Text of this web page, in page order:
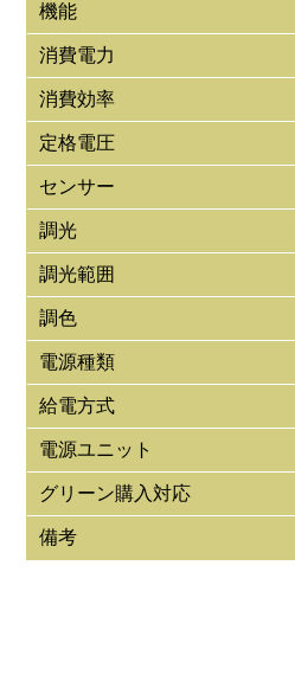
機能
消費電力
消費効率
定格電圧
センサー
調光
調光範囲
調色
電源種類
給電方式
電源ユニット
グリーン購入対応
備考